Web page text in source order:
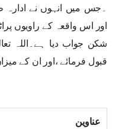
۔جس میں انہوں نے
اور اس واقعہ کے راویوں
شکن جواب دیا ہے۔اللہ
قبول فرمائے ،اور ان کے
عناوین